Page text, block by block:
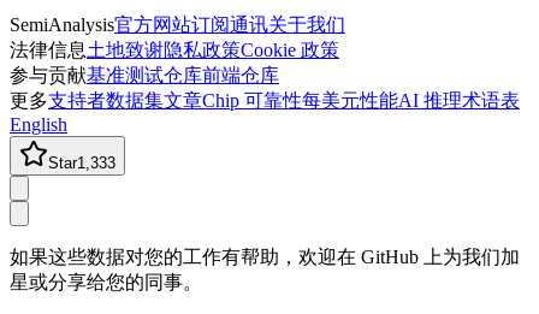
SemiAnalysis官方网站订阅通讯关于我们
法律信息土地致谢隐私政策Cookie 政策
参与贡献基准测试仓库前端仓库
更多支持者数据集文章Chip 可靠性每美元性能AI 推理术语表
English
Star1,333
如果这些数据对您的工作有帮助，欢迎在 GitHub 上为我们加
星或分享给您的同事。